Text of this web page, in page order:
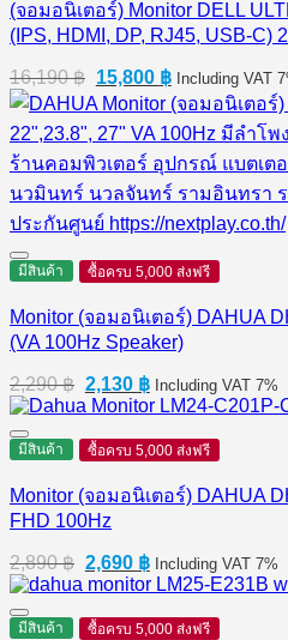
(จอมอนิเตอร์) Monitor DELL
(IPS, HDMI, DP, RJ45, USB-C)
16,190฿ Original
price
was:
16,190 ฿.
15,800 ฿Current
price
is:
15,800 ฿.
Including VAT
มีสินค้า ซื้อครบ 5,000 ส่งฟรี
Monitor (จอมอนิเตอร์) DAHUA
(VA 100Hz Speaker)
2,290฿ Original
price
2,290 ฿.
2,130 ฿Current
price
2,130 ฿.
Including VAT 7%
มีสินค้า ซื้อครบ 5,000 ส่งฟรี
Monitor (จอมอนิเตอร์) DAHUA
FHD 100Hz
2,890฿ Original
price
2,890 ฿.
2,690 ฿Current
price
2,690 ฿.
Including VAT 7%
มีสินค้า ซื้อครบ 5,000 ส่งฟรี